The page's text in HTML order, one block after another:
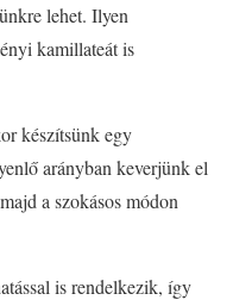
lehet. Ilyen
kamillateát is
készítsünk egy
arányban keverjünk el
a szokásos módon
is rendelkezik, így